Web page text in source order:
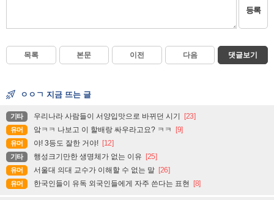
등록
목록 본문 이전 다음 댓글보기
ㅇㅇㄱ 지금 뜨는 글
기타 우리나라 사람들이 서양입맛으로 바뀌던 시기 [23]
유머 앜ㅋㅋ 나보고 이 할배랑 싸우라고요? ㅋㅋ [9]
유머 야! 3등도 잘한 거야! [12]
기타 행성크기만한 생명체가 없는 이유 [25]
유머 서울대 의대 교수가 이해할 수 없는 말 [26]
유머 한국인들이 유독 외국인들에게 자주 쓴다는 표현 [8]